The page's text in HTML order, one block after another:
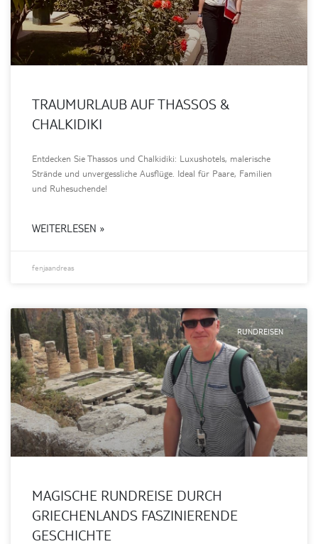
TRAUMURLAUB AUF THASSOS &
CHALKIDIKI
Entdecken Sie Thassos und Chalkidiki: Luxushotels, malerische
Strände und unvergessliche Ausflüge. Ideal für Paare, Familien
und Ruhesuchende!
WEITERLESEN »
fenjaandreas
RUNDREISEN
MAGISCHE RUNDREISE DURCH
GRIECHENLANDS FASZINIERENDE
GESCHICHTE